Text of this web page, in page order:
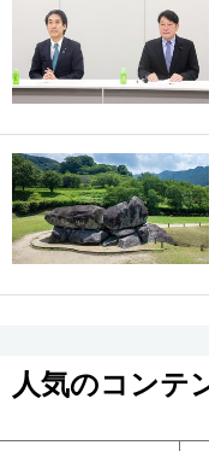
人気のコンテ